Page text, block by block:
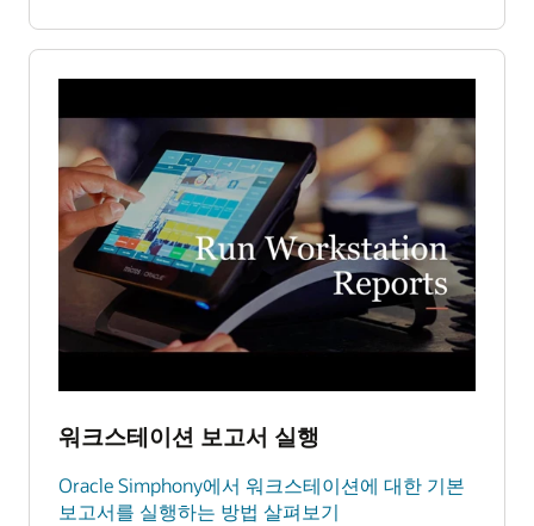
워크스테이션 보고서 실행
Oracle Simphony에서 워크스테이션에 대한 기본
보고서를 실행하는 방법 살펴보기